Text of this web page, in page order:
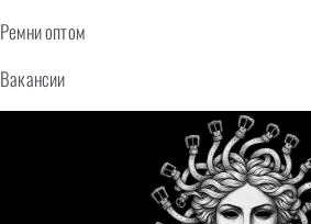
Ремни оптом
Вакансии